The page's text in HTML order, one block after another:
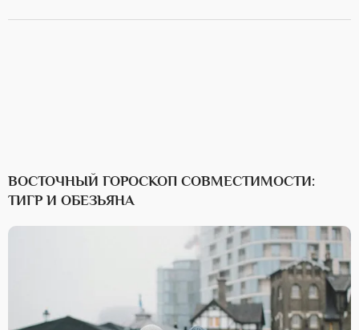
ВОСТОЧНЫЙ ГОРОСКОП СОВМЕСТИМОСТИ:
ТИГР И ОБЕЗЬЯНА